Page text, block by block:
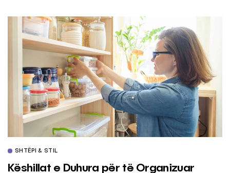
SHTËPI & STIL
Këshillat e Duhura për të Organizuar